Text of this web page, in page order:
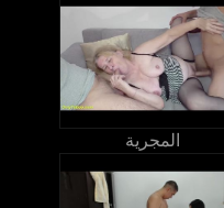
المجرية